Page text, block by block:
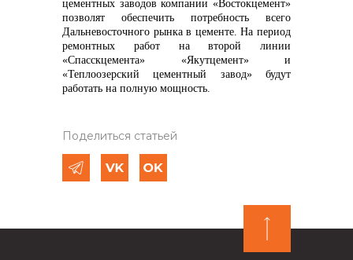
цементных заводов компании «Востокцемент»
позволят обеспечить потребность всего
Дальневосточного рынка в цементе. На период
ремонтных работ на второй линии
«Спасскцемента» «Якутцемент» и
«Теплоозерский цементный завод» будут
работать на полную мощность.
Поделиться статьей